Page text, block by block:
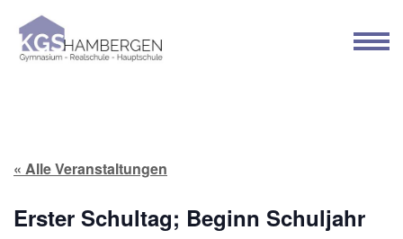
Inhalt
springen
« Alle Veranstaltungen
Erster Schultag; Beginn Schuljahr